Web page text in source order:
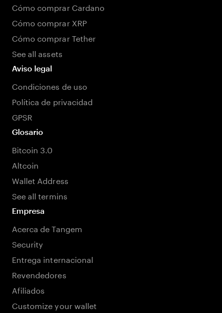
Cómo comprar Cardano
Cómo comprar XRP
Cómo comprar Tether
See all assets
Aviso legal
Condiciones de uso
Política de privacidad
GPSR
Glosario
Bitcoin 3.0
Altcoin
Wallet Address
See all termins
Empresa
Acerca de Tangem
Security
Entrega internacional
Revendedores
Afiliados
Customize your wallet